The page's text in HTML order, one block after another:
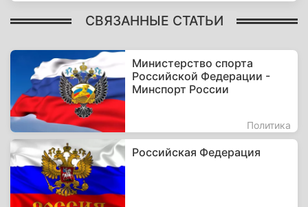
СВЯЗАННЫЕ СТАТЬИ
Министерство спорта
Российской Федерации -
Минспорт России
Политика
Российская Федерация